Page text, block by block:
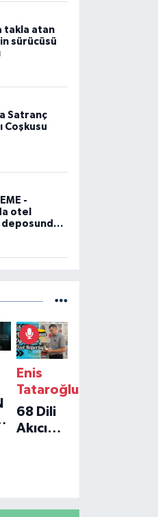
takla atan
sürücüsü
Satranç
Coşkusu
-
otel
deposunda
Enis
Tataroğlu
68 Dili
Akıcı